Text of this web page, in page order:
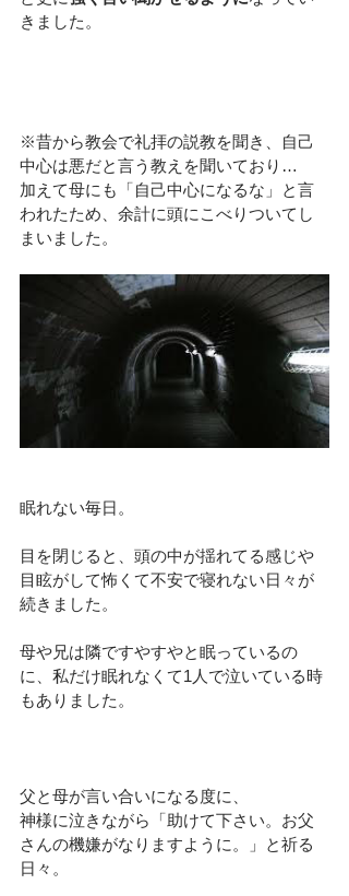
きました。
※昔から教会で礼拝の説教を聞き、自己
中心は悪だと言う教えを聞いており…
加えて母にも「自己中心になるな」と言
われたため、余計に頭にこべりついてし
まいました。
眠れない毎日。
目を閉じると、頭の中が揺れてる感じや
目眩がして怖くて不安で寝れない日々が
続きました。
母や兄は隣ですやすやと眠っているの
に、私だけ眠れなくて1人で泣いている時
もありました。
父と母が言い合いになる度に、
神様に泣きながら「助けて下さい。お父
さんの機嫌がなりますように。」と祈る
日々。